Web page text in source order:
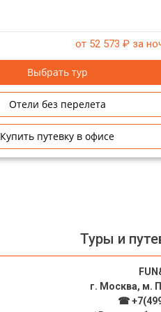
от 52 573 ₽ за
Выбрать тур
Отели без перелета
Купить путевку в офисе
Туры и
г. Москва, м.
☎